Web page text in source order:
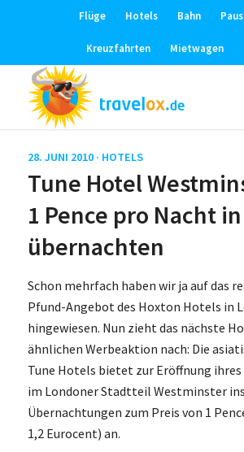
Flüge Hotels Bahn
Kreuzfahrten Mietwagen
28. JUNI 2010 · HOTELS
Tune Hotel
1 Pence pro Nacht
übernachten
Schon mehrfach haben wir ja auf das
Pfund-Angebot des Hoxton Hotels in
hingewiesen. Nun zieht das nächste
ähnlichen Werbeaktion nach: Die
Tune Hotels bietet zur Eröffnung
im Londoner Stadtteil Westminster
Übernachtungen zum Preis von 1
1,2 Eurocent) an.